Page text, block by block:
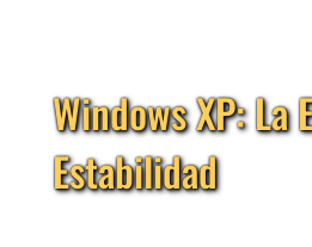
Windows XP: La
Estabilidad